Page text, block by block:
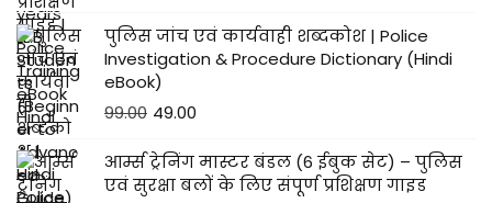
पुलिस जांच एवं कार्यवाही शब्दकोश | Police
Investigation & Procedure Dictionary (Hindi
eBook)
99.00 49.00
आर्म्स ट्रेनिंग मास्टर बंडल (6 ईबुक सेट) – पुलिस
एवं सुरक्षा बलों के लिए संपूर्ण प्रशिक्षण गाइड